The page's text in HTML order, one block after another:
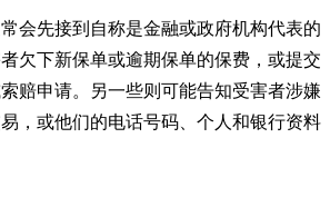
会先接到自称是金融或政府机构代表的
欠下新保单或逾期保单的保费，或提交
赔申请。另一些则可能告知受害者涉嫌
，或他们的电话号码、个人和银行资料